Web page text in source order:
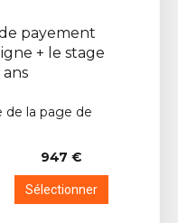
payement
+ le stage
de la page de
947 €
Sélectionner